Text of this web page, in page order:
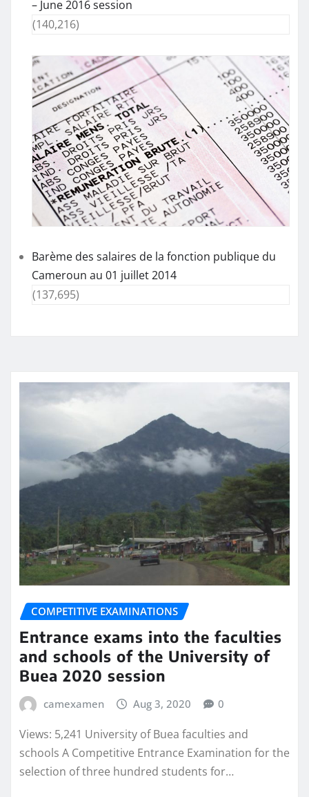
– June 2016 session
(140,216)
Barème des salaires de la fonction publique du
Cameroun au 01 juillet 2014
(137,695)
COMPETITIVE EXAMINATIONS
Entrance exams into the faculties
and schools of the University of
Buea 2020 session
camexamen Aug 3, 2020 0
Views: 5,241 University of Buea faculties and
schools A Competitive Entrance Examination for the
selection of three hundred students for…